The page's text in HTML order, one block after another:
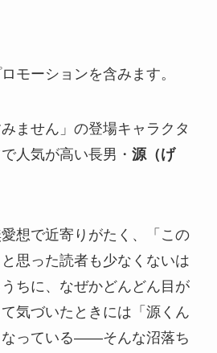
モーションを含みます。
ません」の登場キャラクタ
人気が高い長男・ 源（げ
想で近寄りがたく、「この
思った読者も少なくないは
ちに、なぜかどんどん目が
気づいたときには「源くん
っている——そんな沼落ち